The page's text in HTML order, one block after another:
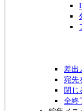
差出
宛先
閉じ
全終